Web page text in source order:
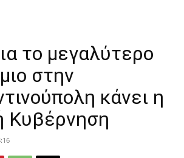
το μεγαλύτερο
στην
κάνει η
Κυβέρνηση